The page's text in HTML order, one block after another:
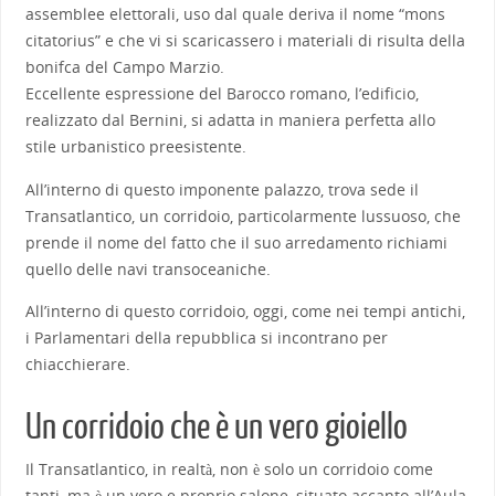
assemblee elettorali, uso dal quale deriva il nome “mons
citatorius” e che vi si scaricassero i materiali di risulta della
bonifca del Campo Marzio.
Eccellente espressione del Barocco romano, l’edificio,
realizzato dal Bernini, si adatta in maniera perfetta allo
stile urbanistico preesistente.
All’interno di questo imponente palazzo, trova sede il
Transatlantico, un corridoio, particolarmente lussuoso, che
prende il nome del fatto che il suo arredamento richiami
quello delle navi transoceaniche.
All’interno di questo corridoio, oggi, come nei tempi antichi,
i Parlamentari della repubblica si incontrano per
chiacchierare.
Un corridoio che è un vero gioiello
Il Transatlantico, in realtà, non è solo un corridoio come